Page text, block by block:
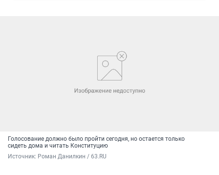
Голосование должно было пройти сегодня, но остается только
сидеть дома и читать Конституцию
Источник: Роман Данилкин / 63.RU